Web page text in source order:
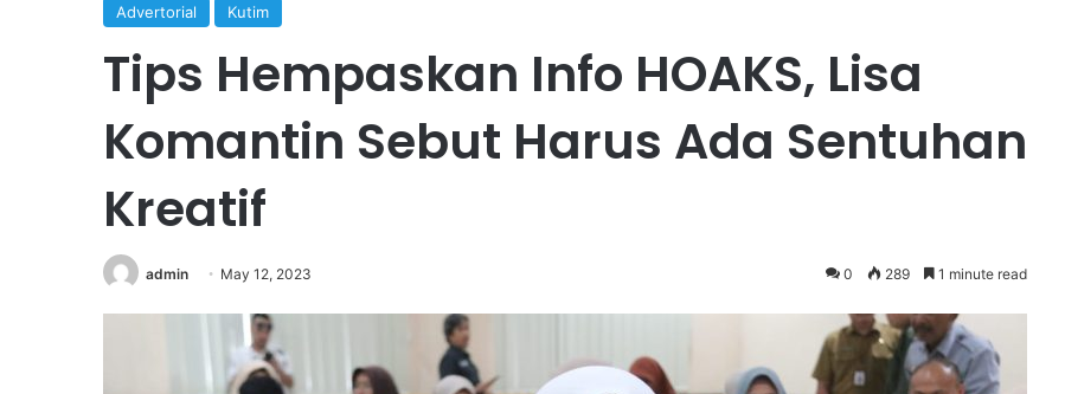
Advertorial Kutim
Tips Hempaskan Info HOAKS, Lisa
Komantin Sebut Harus Ada Sentuhan
Kreatif
admin May 12, 2023 0 289 1 minute read